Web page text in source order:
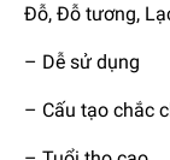
Đỗ, Đỗ tương,
– Dễ sử dụng
– Cấu tạo chắc